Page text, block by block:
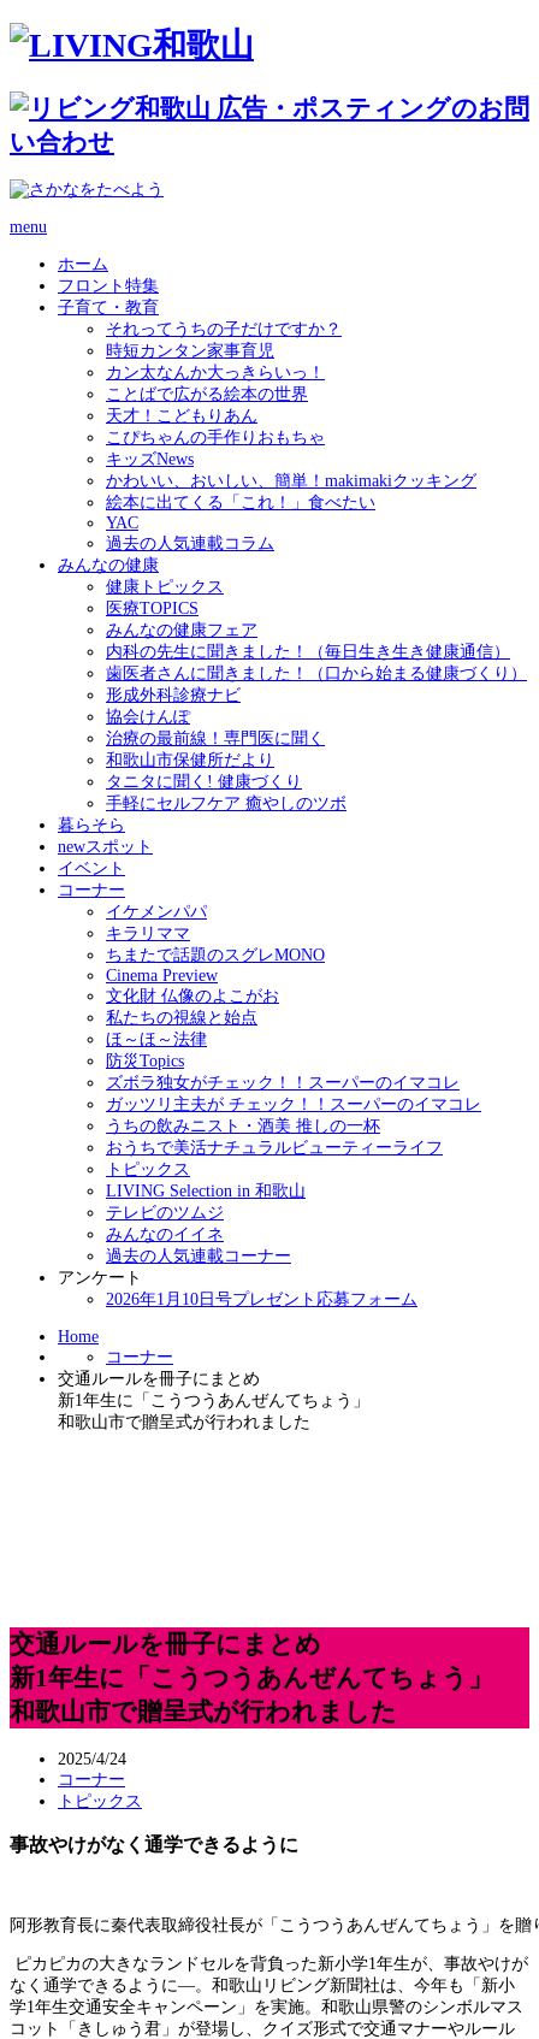
menu
ホーム
フロント特集
子育て・教育
それってうちの子だけですか？
時短カンタン家事育児
カン太なんか大っきらいっ！
ことばで広がる絵本の世界
天才！こどもりあん
こぴちゃんの手作りおもちゃ
キッズNews
かわいい、おいしい、簡単！makimakiクッキング
絵本に出てくる「これ！」食べたい
YAC
過去の人気連載コラム
みんなの健康
健康トピックス
医療TOPICS
みんなの健康フェア
内科の先生に聞きました！（毎日生き生き健康通信）
歯医者さんに聞きました！（口から始まる健康づくり）
形成外科診療ナビ
協会けんぽ
治療の最前線！専門医に聞く
和歌山市保健所だより
タニタに聞く! 健康づくり
手軽にセルフケア 癒やしのツボ
暮らそら
newスポット
イベント
コーナー
イケメンパパ
キラリママ
ちまたで話題のスグレMONO
Cinema Preview
文化財 仏像のよこがお
私たちの視線と始点
ほ～ほ～法律
防災Topics
ズボラ独女がチェック！！スーパーのイマコレ
ガッツリ主夫が チェック！！スーパーのイマコレ
うちの飲みニスト・酒美 推しの一杯
おうちで美活ナチュラルビューティーライフ
トピックス
LIVING Selection in 和歌山
テレビのツムジ
みんなのイイネ
過去の人気連載コーナー
アンケート
2026年1月10日号プレゼント応募フォーム
Home
コーナー
交通ルールを冊子にまとめ
新1年生に「こうつうあんぜんてちょう」
和歌山市で贈呈式が行われました
交通ルールを冊子にまとめ
新1年生に「こうつうあんぜんてちょう」
和歌山市で贈呈式が行われました
2025/4/24
コーナー
トピックス
事故やけがなく通学できるように
阿形教育長に秦代表取締役社長が「こうつうあんぜんてちょう」を贈
ピカピカの大きなランドセルを背負った新小学1年生が、事故やけが
なく通学できるように―。和歌山リビング新聞社は、今年も「新小
学1年生交通安全キャンペーン」を実施。和歌山県警のシンボルマス
コット「きしゅう君」が登場し、クイズ形式で交通マナーやルール